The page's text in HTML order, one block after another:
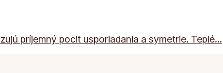
príjemný pocit usporiadania a symetrie. Teplé...